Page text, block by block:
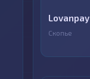
Lovanpay
Скопье